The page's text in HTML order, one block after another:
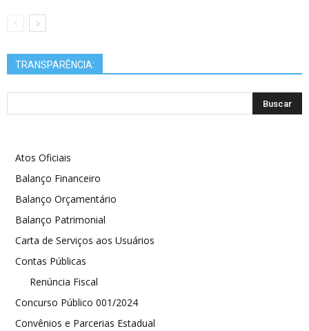
TRANSPARÊNCIA:
Atos Oficiais
Balanço Financeiro
Balanço Orçamentário
Balanço Patrimonial
Carta de Serviços aos Usuários
Contas Públicas
Renúncia Fiscal
Concurso Público 001/2024
Convênios e Parcerias Estadual